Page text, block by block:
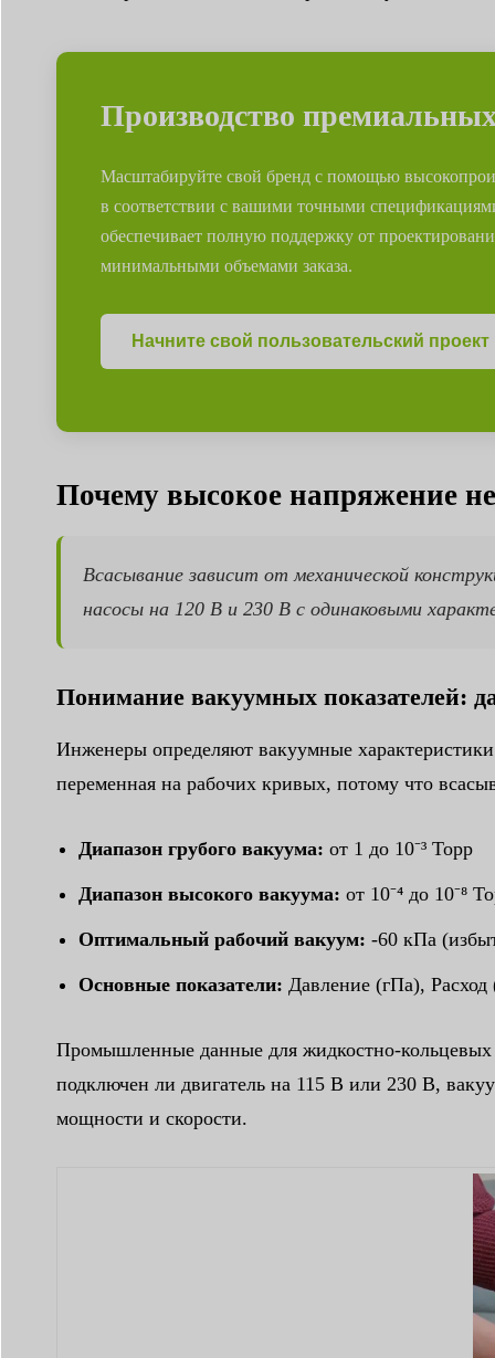
Производство
Масштабируйте свой бренд с помощью
в соответствии с вашими точными
обеспечивает полную поддержку от
минимальными объемами заказа.
Начните свой пользовательский
Почему высокое напряжение
Всасывание зависит от механической
насосы на 120 В и 230 В с одинаковыми
Понимание вакуумных показателей:
Инженеры определяют вакуумные
переменная на рабочих кривых, потому что
Диапазон грубого вакуума: от 1 до 10⁻³ Торр
Диапазон высокого вакуума: от 10⁻⁴ до 10⁻⁸
Оптимальный рабочий вакуум: -60 кПа
Основные показатели: Давление (гПа),
Промышленные данные для жидкостно-кольцевых
подключен ли двигатель на 115 В или 230 В,
мощности и скорости.